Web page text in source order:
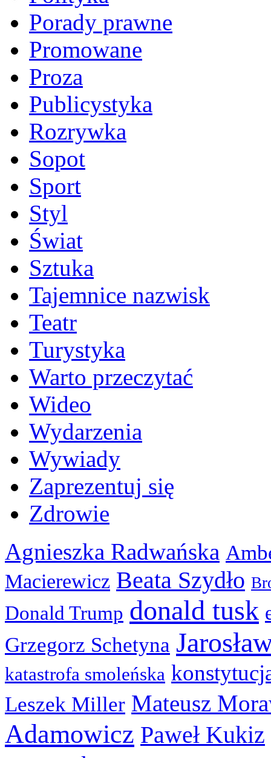
Porady prawne
Promowane
Proza
Publicystyka
Rozrywka
Sopot
Sport
Styl
Świat
Sztuka
Tajemnice nazwisk
Teatr
Turystyka
Warto przeczytać
Wideo
Wydarzenia
Wywiady
Zaprezentuj się
Zdrowie
Agnieszka Radwańska
Macierewicz Beata Szydło
Donald Trump donald tusk
Grzegorz Schetyna
katastrofa smoleńska
Leszek Miller Mateusz
Adamowicz Paweł Kukiz